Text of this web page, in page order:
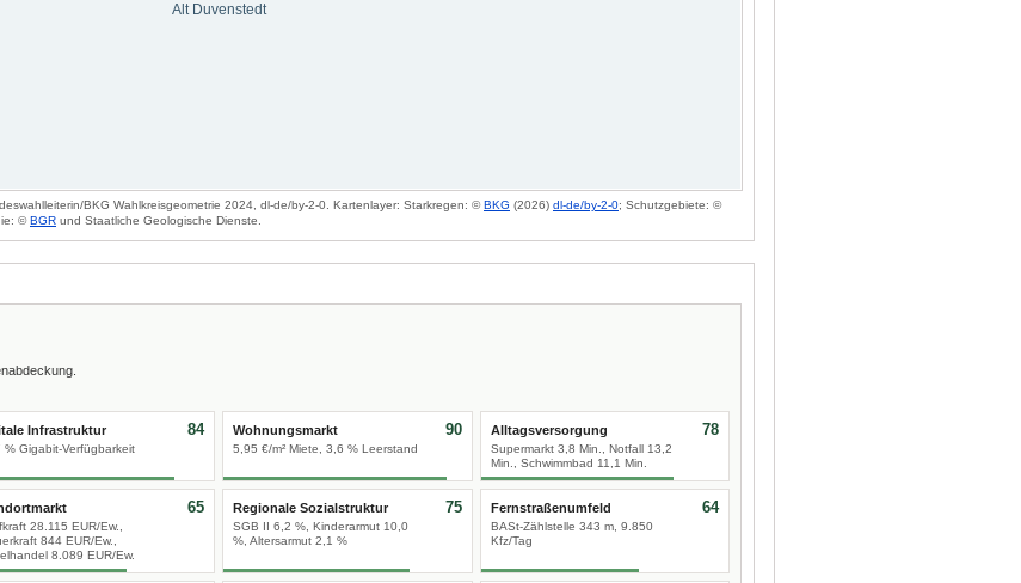
Alt Duvenstedt
BKG Wahlkreisgeometrie 2024, dl-de/by-2-0. Kartenlayer: Starkregen: ©BKG (2026) dl-de/by-2-0; Schutzgebiete: ©
©BGR und Staatliche Geologische Dienste.
Infrastruktur
% Gigabit-Verfügbarkeit
84 Wohnungsmarkt
5,95 €/m² Miete, 3,6 % Leerstand
90 Alltagsversorgung
Supermarkt 3,8 Min., Notfall 13,2
Min., Schwimmbad 11,1 Min.
78
28.115 EUR/Ew.,
844 EUR/Ew.,
8.089 EUR/Ew.
65 Regionale Sozialstruktur
SGB II 6,2 %, Kinderarmut 10,0
%, Altersarmut 2,1 %
75 Fernstraßenumfeld
BASt-Zählstelle 343 m, 9.850
Kfz/Tag
64